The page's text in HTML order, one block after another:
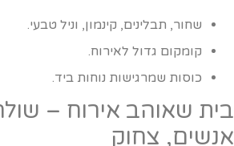
שחור, תבלינים, קינמון, וניל טבעי.
קומקום גדול לאירוח.
כוסות שמרגישות נוחות ביד.
שאוהב אירוח –
צחוק